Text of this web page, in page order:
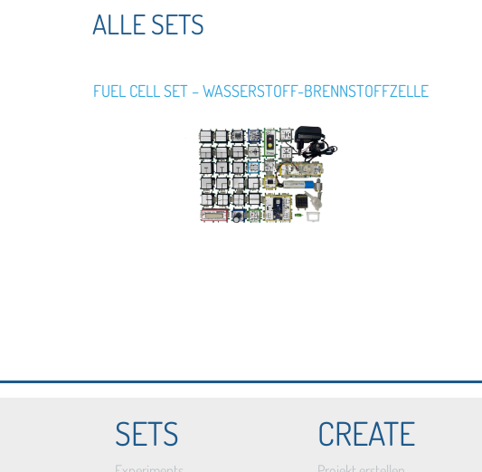
ALLE SETS
FUEL CELL SET – WASSERSTOFF-BRENNSTOFFZELLE
SETS CREATE